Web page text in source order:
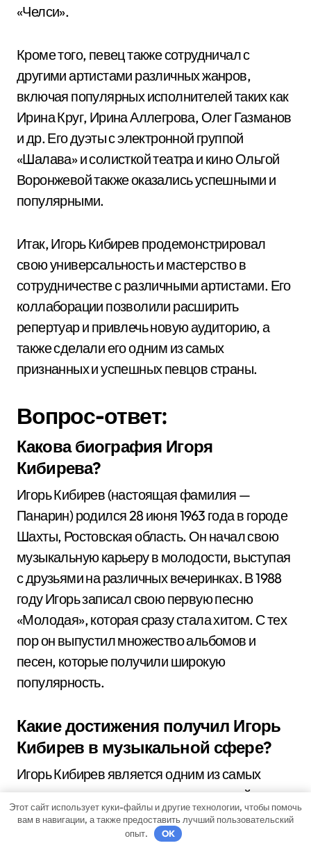
«Челси».
Кроме того, певец также сотрудничал с
другими артистами различных жанров,
включая популярных исполнителей таких как
Ирина Круг, Ирина Аллегрова, Олег Газманов
и др. Его дуэты с электронной группой
«Шалава» и солисткой театра и кино Ольгой
Воронжевой также оказались успешными и
популярными.
Итак, Игорь Кибирев продемонстрировал
свою универсальность и мастерство в
сотрудничестве с различными артистами. Его
коллаборации позволили расширить
репертуар и привлечь новую аудиторию, а
также сделали его одним из самых
признанных и успешных певцов страны.
Вопрос-ответ:
Какова биография Игоря
Кибирева?
Игорь Кибирев (настоящая фамилия —
Панарин) родился 28 июня 1963 года в городе
Шахты, Ростовская область. Он начал свою
музыкальную карьеру в молодости, выступая
с друзьями на различных вечеринках. В 1988
году Игорь записал свою первую песню
«Молодая», которая сразу стала хитом. С тех
пор он выпустил множество альбомов и
песен, которые получили широкую
популярность.
Какие достижения получил Игорь
Кибирев в музыкальной сфере?
Игорь Кибирев является одним из самых
успешных и популярных исполнителей в
России. У него множество хитов, которые
стали известным на весь страну. В 2006 году
Этот сайт использует куки-файлы и другие технологии, чтобы помочь
вам в навигации, а также предоставить лучший пользовательский
опыт.
OK